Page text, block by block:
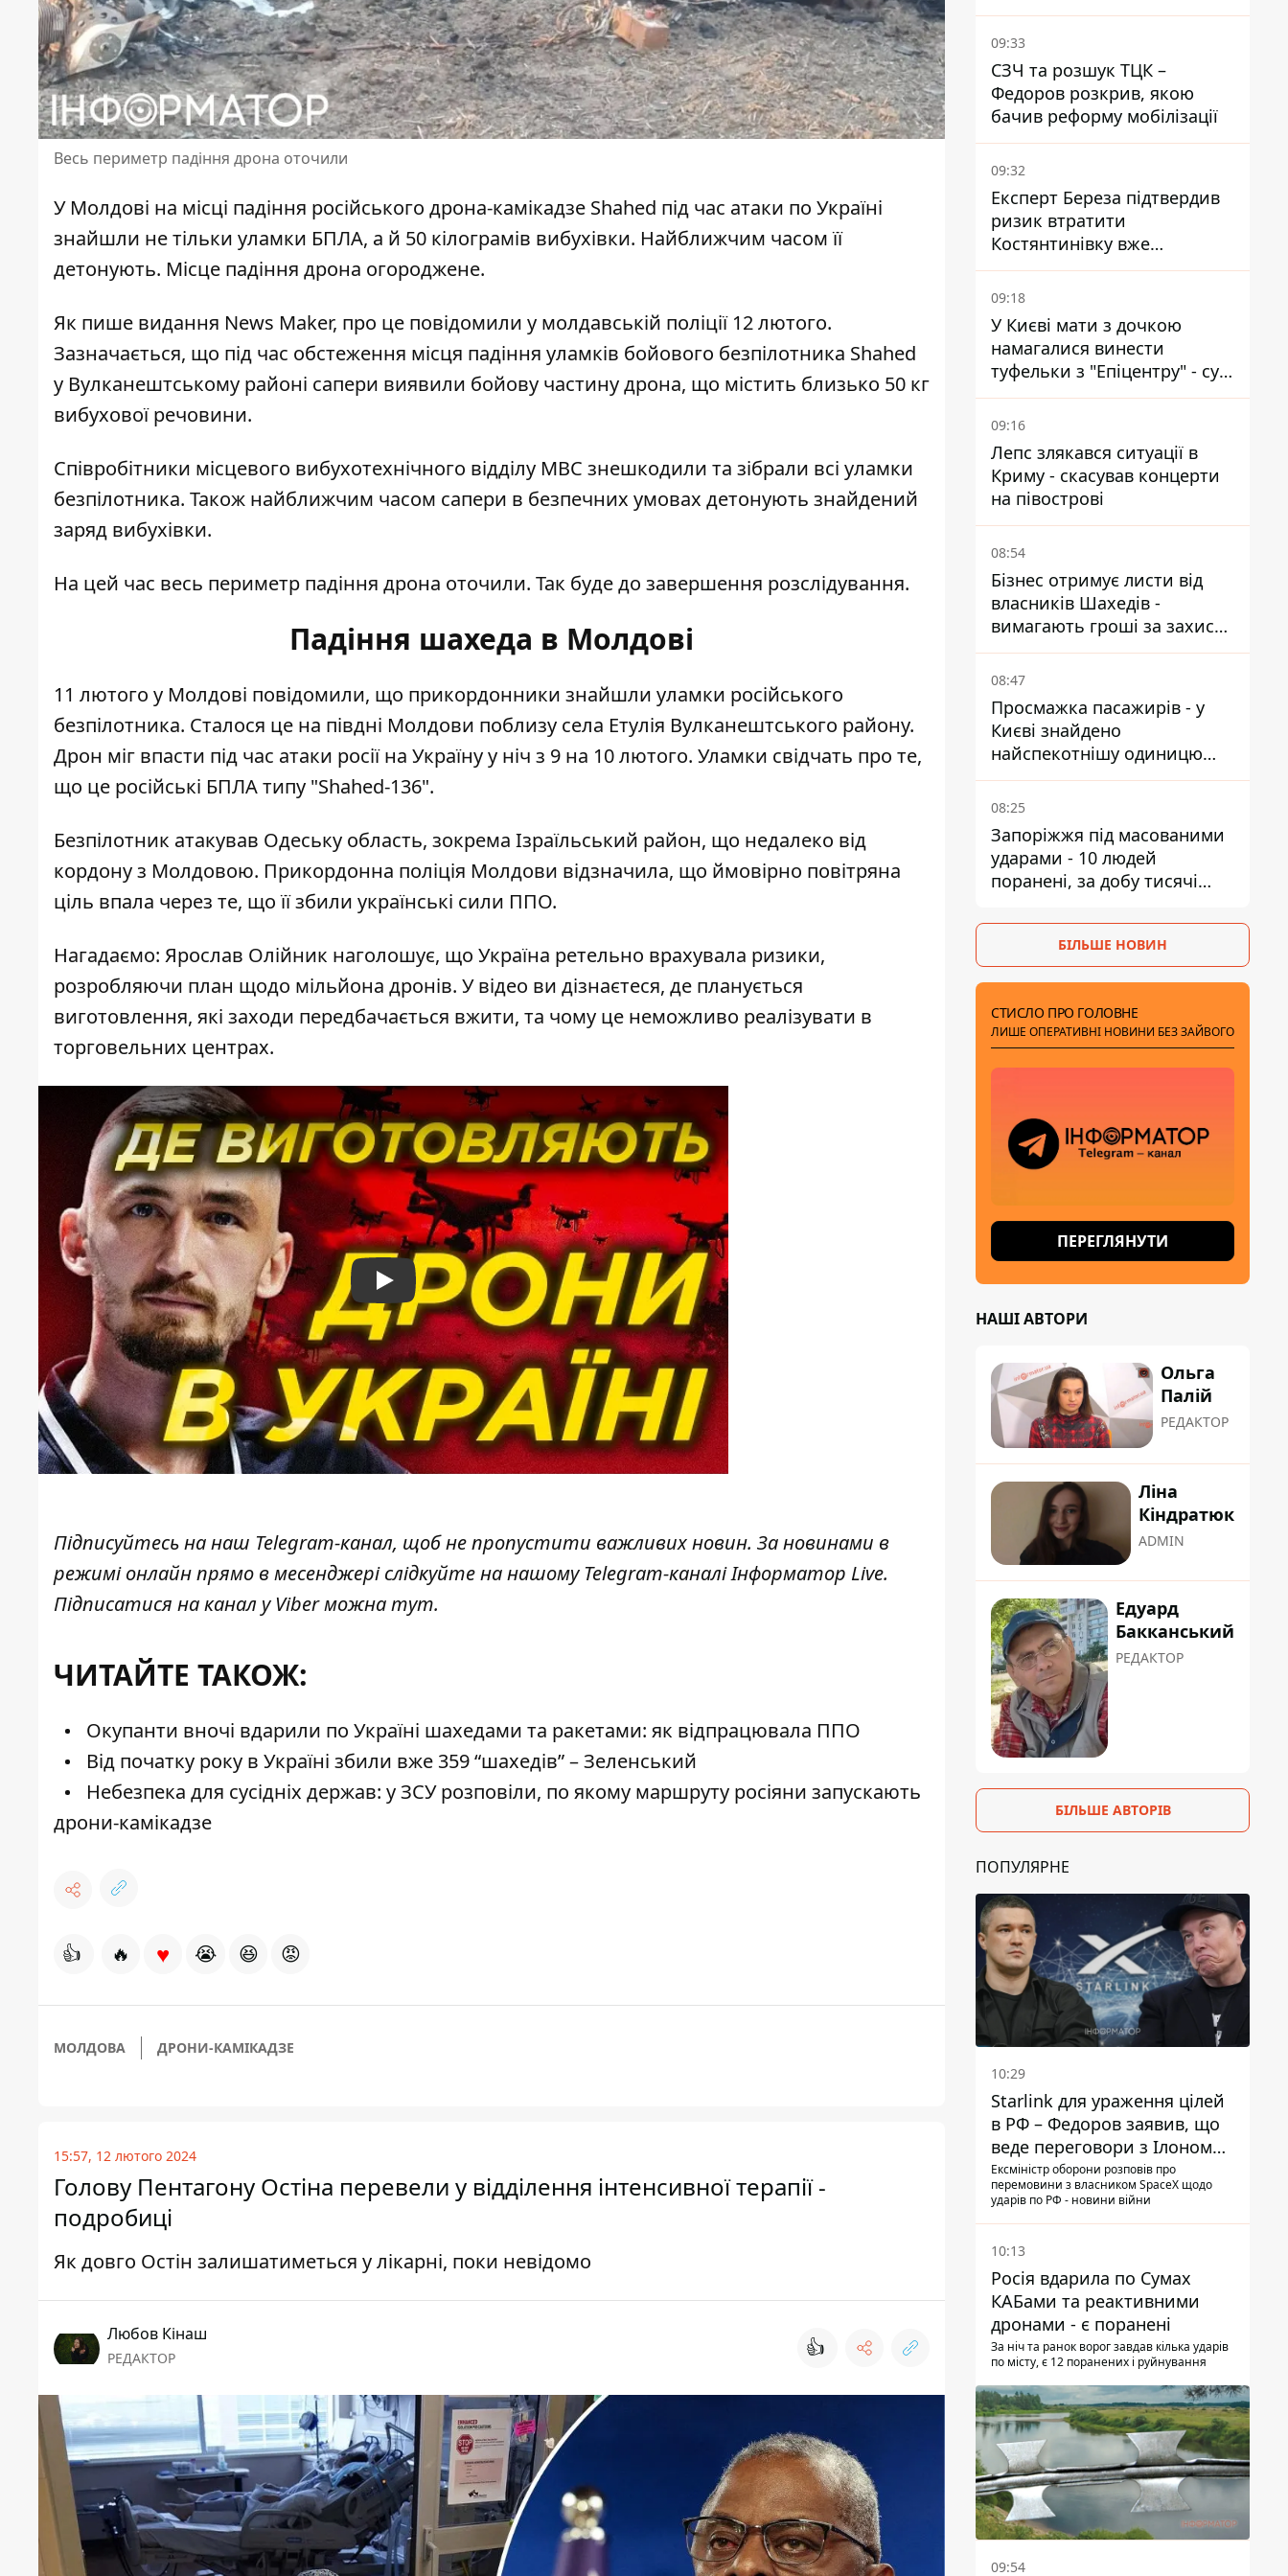
Весь периметр падіння дрона оточили
У Молдові на місці падіння російського дрона-камікадзе Shahed під час атаки по Україні
знайшли не тільки уламки БПЛА, а й 50 кілограмів вибухівки. Найближчим часом її
детонують. Місце падіння дрона огороджене.
Як пише видання News Maker, про це повідомили у молдавській поліції 12 лютого.
Зазначається, що під час обстеження місця падіння уламків бойового безпілотника Shahed
у Вулканештському районі сапери виявили бойову частину дрона, що містить близько 50 кг
вибухової речовини.
Співробітники місцевого вибухотехнічного відділу МВС знешкодили та зібрали всі уламки
безпілотника. Також найближчим часом сапери в безпечних умовах детонують знайдений
заряд вибухівки.
На цей час весь периметр падіння дрона оточили. Так буде до завершення розслідування.
Падіння шахеда в Молдові
11 лютого у Молдові повідомили, що прикордонники знайшли уламки російського
безпілотника. Сталося це на півдні Молдови поблизу села Етулія Вулканештського району.
Дрон міг впасти під час атаки росії на Україну у ніч з 9 на 10 лютого. Уламки свідчать про те,
що це російські БПЛА типу "Shahed-136".
Безпілотник атакував Одеську область, зокрема Ізраїльський район, що недалеко від
кордону з Молдовою. Прикордонна поліція Молдови відзначила, що ймовірно повітряна
ціль впала через те, що її збили українські сили ППО.
Нагадаємо: Ярослав Олійник наголошує, що Україна ретельно врахувала ризики,
розробляючи план щодо мільйона дронів. У відео ви дізнаєтеся, де планується
виготовлення, які заходи передбачається вжити, та чому це неможливо реалізувати в
торговельних центрах.
Play
Підписуйтесь на наш Telegram-канал, щоб не пропустити важливих новин. За новинами в
режимі онлайн прямо в месенджері слідкуйте на нашому Telegram-каналіІнформатор Live.
Підписатися на канал у Viber можнатут.
ЧИТАЙТЕ ТАКОЖ:
Окупанти вночі вдарили по Україні шахедами та ракетами: як відпрацювала ППО
Від початку року в Україні збили вже 359 “шахедів” – Зеленський
Небезпека для сусідніх держав: у ЗСУ розповіли, по якому маршруту росіяни запускають
дрони-камікадзе
👍 🔥 ♥ 😭 😆 😡
МОЛДОВА ДРОНИ-КАМІКАДЗЕ
15:57, 12 лютого 2024
Голову Пентагону Остіна перевели у відділення інтенсивної терапії -
подробиці
Як довго Остін залишатиметься у лікарні, поки невідомо
Любов Кінаш
РЕДАКТОР 👍
який вбиває диких тварин -
правозахисники бʼють на
09:33
СЗЧ та розшук ТЦК –
Федоров розкрив, якою
бачив реформу мобілізації
09:32
Експерт Береза підтвердив
ризик втратити
Костянтинівку вже
найближчими місяцями
09:18
У Києві мати з дочкою
намагалися винести
туфельки з "Епіцентру" - суд
виніс вирок
09:16
Лепс злякався ситуації в
Криму - скасував концерти
на півострові
08:54
Бізнес отримує листи від
власників Шахедів -
вимагають гроші за захист
від атак
08:47
Просмажка пасажирів - у
Києві знайдено
найспекотнішу одиницю
громадського транспорту
08:25
Запоріжжя під масованими
ударами - 10 людей
поранені, за добу тисячі
БІЛЬШЕ НОВИН
СТИСЛО ПРО ГОЛОВНЕ
ЛИШЕ ОПЕРАТИВНІ НОВИНИ БЕЗ ЗАЙВОГО
ПЕРЕГЛЯНУТИ
НАШІ АВТОРИ
Ольга
Палій
РЕДАКТОР
Ліна
Кіндратюк
ADMIN
Едуард
Бакканський
РЕДАКТОР
БІЛЬШЕ АВТОРІВ
ПОПУЛЯРНЕ
10:29
Starlink для ураження цілей
в РФ – Федоров заявив, що
веде переговори з Ілоном
Маском
Ексміністр оборони розповів про
перемовини з власником SpaceX щодо
ударів по РФ - новини війни
10:13
Росія вдарила по Сумах
КАБами та реактивними
дронами - є поранені
За ніч та ранок ворог завдав кілька ударів
по місту, є 12 поранених і руйнування
09:54